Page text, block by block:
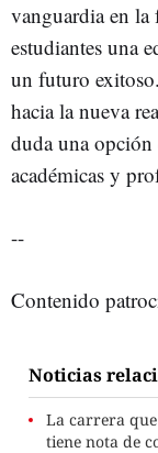
vanguardia en la
estudiantes una
un futuro
hacia la nueva
duda una opción
académicas y
--
Contenido
Noticias
La carrera
tiene nota de